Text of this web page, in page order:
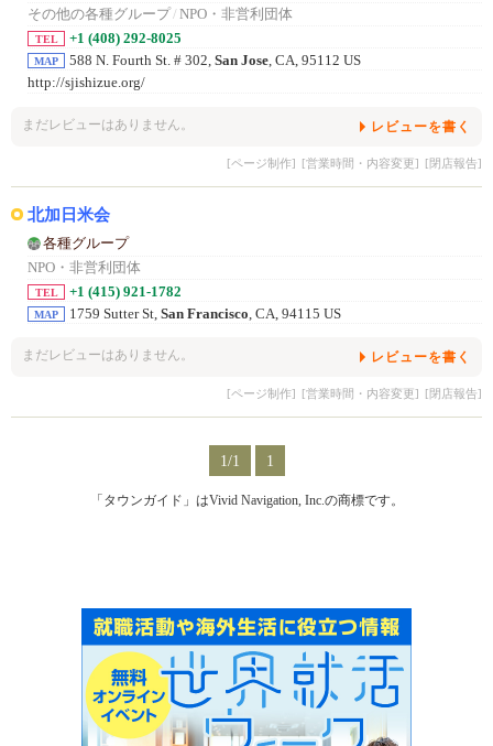
その他の各種グループ/ NPO・非営利団体
TEL +1 (408) 292-8025
MAP 588 N. Fourth St. # 302, San Jose, CA, 95112 US
http://sjishizue.org/
まだレビューはありません。 レビューを書く
[ページ制作] [営業時間・内容変更] [閉店報告]
北加日米会
各種グループ
NPO・非営利団体
TEL +1 (415) 921-1782
MAP 1759 Sutter St, San Francisco , CA, 94115 US
まだレビューはありません。 レビューを書く
[ページ制作] [営業時間・内容変更] [閉店報告]
1/1 1
「タウンガイド」はVivid Navigation, Inc.の商標です。